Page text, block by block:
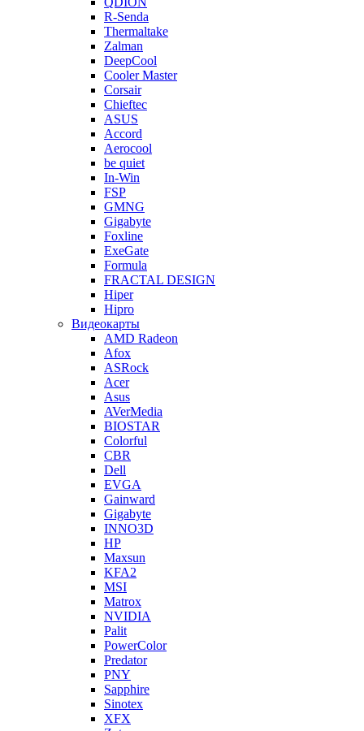
R-Senda
Thermaltake
Zalman
DeepCool
Cooler Master
Corsair
Chieftec
ASUS
Accord
Aerocool
be quiet
In-Win
FSP
GMNG
Gigabyte
Foxline
ExeGate
Formula
FRACTAL DESIGN
Hiper
Hipro
Видеокарты
AMD Radeon
Afox
ASRock
Acer
Asus
AVerMedia
BIOSTAR
Colorful
CBR
Dell
EVGA
Gainward
Gigabyte
INNO3D
HP
Maxsun
KFA2
MSI
Matrox
NVIDIA
Palit
PowerColor
Predator
PNY
Sapphire
Sinotex
XFX